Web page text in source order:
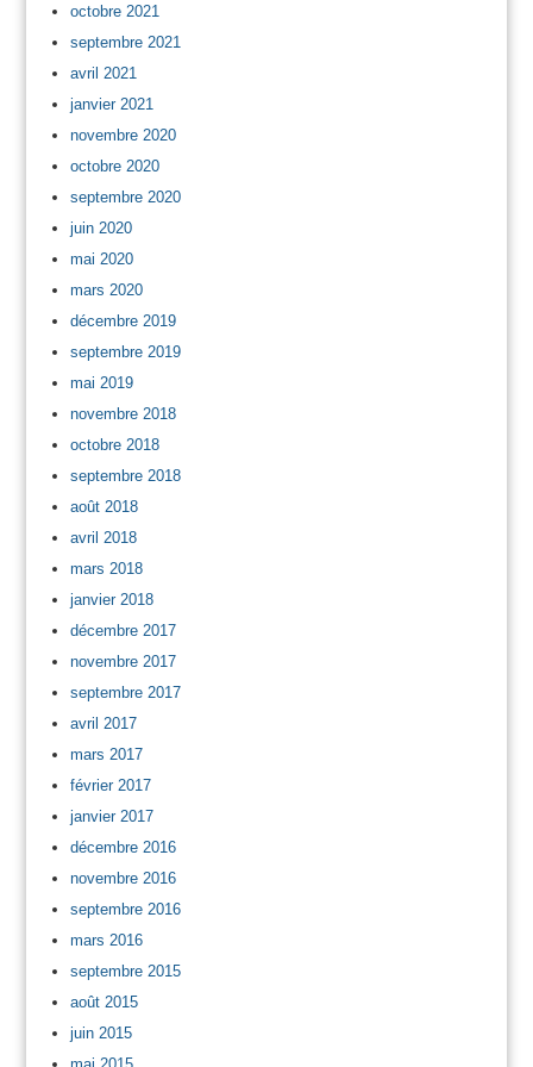
octobre 2021
septembre 2021
avril 2021
janvier 2021
novembre 2020
octobre 2020
septembre 2020
juin 2020
mai 2020
mars 2020
décembre 2019
septembre 2019
mai 2019
novembre 2018
octobre 2018
septembre 2018
août 2018
avril 2018
mars 2018
janvier 2018
décembre 2017
novembre 2017
septembre 2017
avril 2017
mars 2017
février 2017
janvier 2017
décembre 2016
novembre 2016
septembre 2016
mars 2016
septembre 2015
août 2015
juin 2015